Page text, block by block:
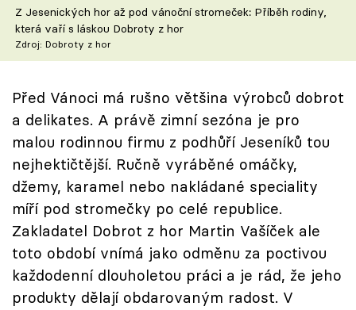
Těhotnej kuchař
Sledujte prima+
Přihlášení
Sledujte nás
Z Jesenických hor až pod vánoční stromeček: Příběh rodiny,
která vaří s láskou Dobroty z hor
Zdroj: Dobroty z hor
Před Vánoci má rušno většina výrobců dobrot
a delikates. A právě zimní sezóna je pro
malou rodinnou firmu z podhůří Jeseníků tou
nejhektičtější. Ručně vyráběné omáčky,
džemy, karamel nebo nakládané speciality
míří pod stromečky po celé republice.
Zakladatel Dobrot z hor Martin Vašíček ale
toto období vnímá jako odměnu za poctivou
každodenní dlouholetou práci a je rád, že jeho
produkty dělají obdarovaným radost. V